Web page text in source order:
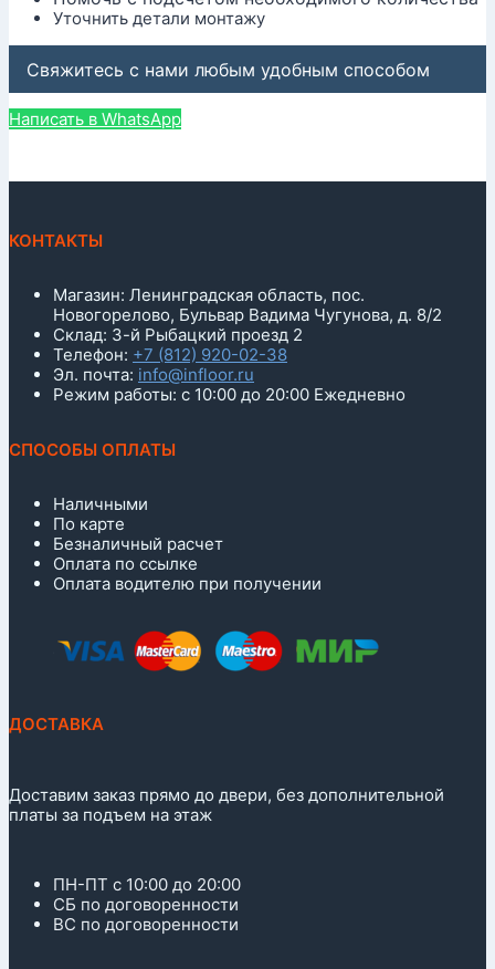
Уточнить детали монтажу
Свяжитесь с нами любым удобным способом
Написать в WhatsApp
КОНТАКТЫ
Магазин: Ленинградская область, пос.
Новогорелово, Бульвар Вадима Чугунова, д. 8/2
Склад: 3-й Рыбацкий проезд 2
Телефон: +7 (812) 920-02-38
Эл. почта: info@infloor.ru
Режим работы: с 10:00 до 20:00 Ежедневно
СПОСОБЫ ОПЛАТЫ
Наличными
По карте
Безналичный расчет
Оплата по ссылке
Оплата водителю при получении
ДОСТАВКА
Доставим заказ прямо до двери, без дополнительной
платы за подъем на этаж
ПН-ПТ с 10:00 до 20:00
СБ по договоренности
ВС по договоренности